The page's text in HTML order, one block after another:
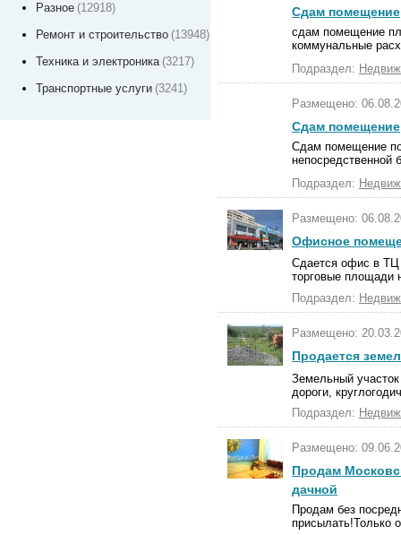
Разное (12918)
Ремонт и строительство (13948)
Техника и электроника (3217)
Транспортные услуги (3241)
Сдам помещение
сдам помещение
коммунальные
Подраздел:
Размещено:
Сдам
Сдам помещение
Подраздел:
Размещено:
Офисное
Сдается офис в ТЦ
торговые площади
Подраздел:
Размещено:
Продается
Земельный
дороги,
Подраздел:
Размещено:
Продам
дачной
Продам без
присылать!Только